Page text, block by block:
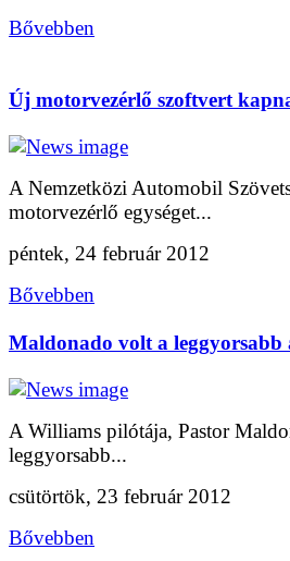
Bővebben
Új motorvezérlő szoftvert
A Nemzetközi Automobil
motorvezérlő egységet...
péntek, 24 február 2012
Bővebben
Maldonado volt a
A Williams pilótája, Pastor
leggyorsabb...
csütörtök, 23 február 2012
Bővebben